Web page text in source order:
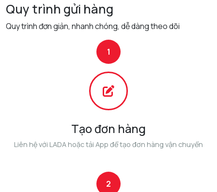
Quy trình gửi hàng
Quy trình đơn giản, nhanh chóng, dễ dàng theo dõi
1
Tạo đơn hàng
Liên hệ với LADA hoặc tải App để tạo đơn hàng vận chuyển
2